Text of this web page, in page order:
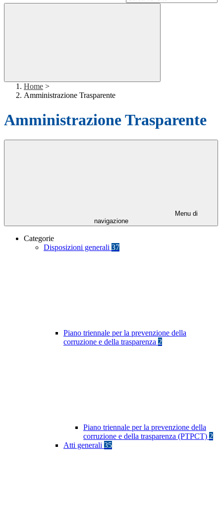
Home >
Amministrazione Trasparente
Amministrazione Trasparente
Menu di
navigazione
Categorie
Disposizioni generali 37
Piano triennale per la prevenzione della
corruzione e della trasparenza 2
Piano triennale per la prevenzione della
corruzione e della trasparenza (PTPCT) 2
Atti generali 35